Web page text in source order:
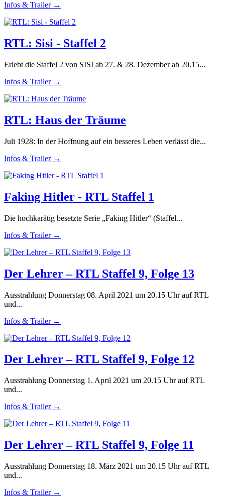
Infos & Trailer →
RTL: Sisi - Staffel 2
Erlebt die Staffel 2 von SISI ab 27. & 28. Dezember ab 20.15...
Infos & Trailer →
RTL: Haus der Träume
Juli 1928: In der Hoffnung auf ein besseres Leben verlässt die...
Infos & Trailer →
Faking Hitler - RTL Staffel 1
Die hochkarätig besetzte Serie „Faking Hitler“ (Staffel...
Infos & Trailer →
Der Lehrer – RTL Staffel 9, Folge 13
Ausstrahlung Donnerstag 08. April 2021 um 20.15 Uhr auf RTL
und...
Infos & Trailer →
Der Lehrer – RTL Staffel 9, Folge 12
Ausstrahlung Donnerstag 1. April 2021 um 20.15 Uhr auf RTL
und...
Infos & Trailer →
Der Lehrer – RTL Staffel 9, Folge 11
Ausstrahlung Donnerstag 18. März 2021 um 20.15 Uhr auf RTL
und...
Infos & Trailer →